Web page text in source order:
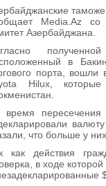
Media.Az со
Азербайджана.
в
порта, вошли
Hilux,
время
что больше у
как действия
в ходе